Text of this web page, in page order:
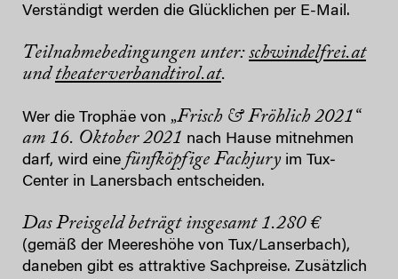
Verständigt werden die Glücklichen per E-Mail.
Teilnahmebedingungen unter:schwindelfrei.at
undtheaterverbandtirol.at.
Wer die Trophäe von „Frisch & Fröhlich 2021“
am 16. Oktober 2021 nach Hause mitnehmen
darf, wird eine fünfköpfige Fachjuryim Tux‐
Center in Lanersbach entscheiden.
Das Preisgeld beträgt insgesamt 1.280 €
(gemäß der Meereshöhe von Tux/Lanserbach),
daneben gibt es attraktive Sachpreise. Zusätzlich